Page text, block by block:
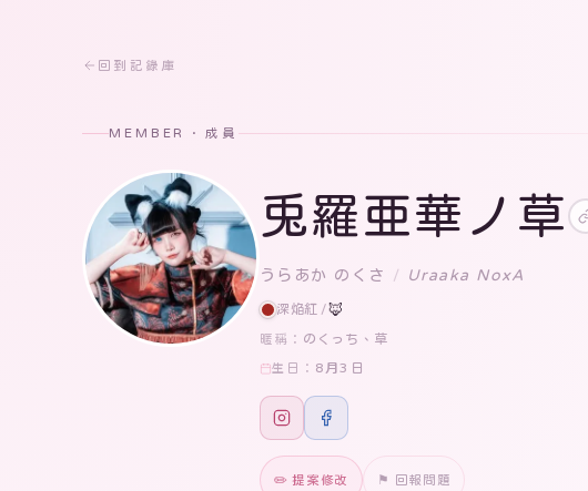
回到記錄庫
MEMBER · 成員
兎羅亜華ノ草
うらあか のくさ / Uraaka NoxA
深焔紅 /🦊
暱稱： のくっち、草
生日： 8月3日
✏️ 提案修改 ⚑ 回報問題